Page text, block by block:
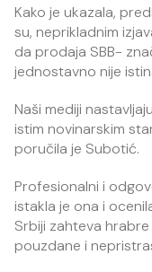
Kako je ukazala,
su, neprikladnim
da prodaja SBB-
jednostavno nije
Naši mediji
istim novinarskim
poručila je Subotić.
Profesionalni i
istakla je ona i
Srbiji zahteva
pouzdane i